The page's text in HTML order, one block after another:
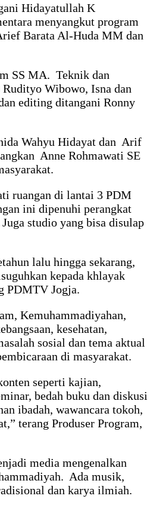
Hidayatullah K
menyangkut program
Barata Al-Huda MM dan
SS MA. Teknik dan
Wibowo, Isna dan
editing ditangani Ronny
Wahyu Hidayat dan Arif
Anne Rohmawati SE
ruangan di lantai 3 PDM
ini dipenuhi perangkat
studio yang bisa disulap
lalu hingga sekarang,
kepada khlayak
PDMTV Jogja.
Kemuhammadiyahan,
kesehatan,
sosial dan tema aktual
di masyarakat.
seperti kajian,
bedah buku dan diskusi
ibadah, wawancara tokoh,
terang Produser Program,
media mengenalkan
Ada musik,
dan karya ilmiah.